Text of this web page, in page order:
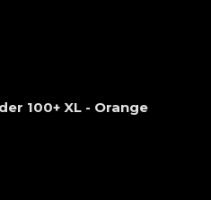
100+ XL - Orange